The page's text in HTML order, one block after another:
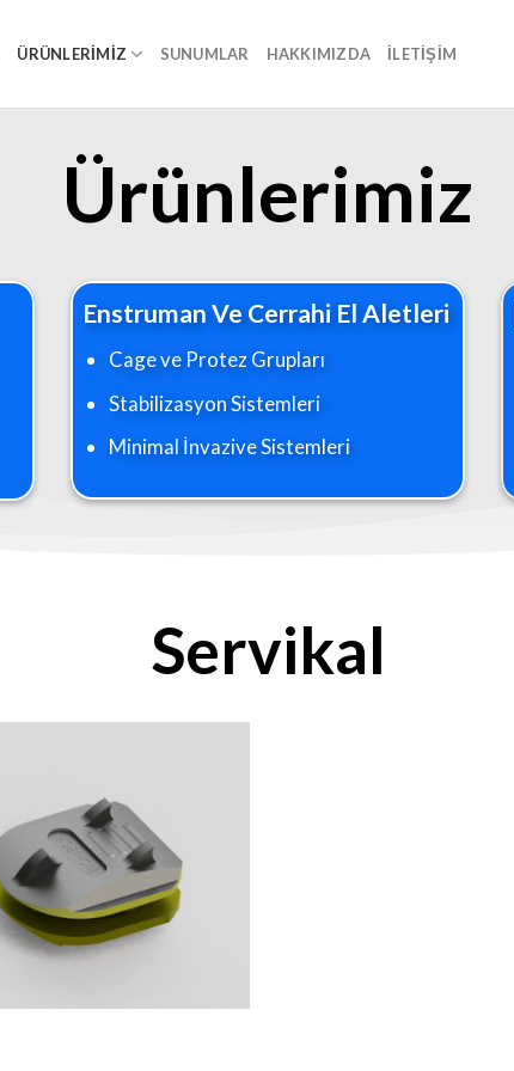
ÜRÜNLERIMIZ SUNUMLAR HAKKIMIZDA İLETIŞIM
Ürünlerimiz
Enstruman Ve Cerrahi El Aletleri
Cage ve Protez Grupları
Stabilizasyon Sistemleri
Minimal İnvazive Sistemleri
Servikal